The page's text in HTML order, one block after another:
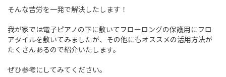
そんな苦労を一発で解決したします！
我が家では電子ピアノの下に敷いてフローロングの保護用にフロ
アタイルを敷いてみましたが、その他にもオススメの活用方法が
たくさんあるので紹介いたします。
ぜひ参考にしてみてください。